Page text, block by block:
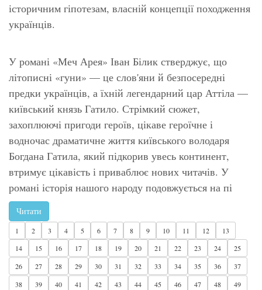
історичним гіпотезам, власній концепції походження
українців.
У романі «Меч Арея» Іван Білик стверджує, що
літописні «гуни» — це слов'яни й безпосередні
предки українців, а їхній легендарний цар Аттіла —
київський князь Гатило. Стрімкий сюжет,
захоплюючі пригоди героїв, цікаве героїчне і
водночас драматичне життя київського володаря
Богдана Гатила, який підкорив увесь континент,
втримує цікавість і приваблює нових читачів. У
романі історія нашого народу подовжується на пі
Читати
1 2 3 4 5 6 7 8 9 10 11 12
13
14
15 16 17 18 19 20 21 22 23 24
25
26
27 28 29 30 31 32 33 34 35 36
37
38
39 40 41 42 43 44 45 46 47 48
49